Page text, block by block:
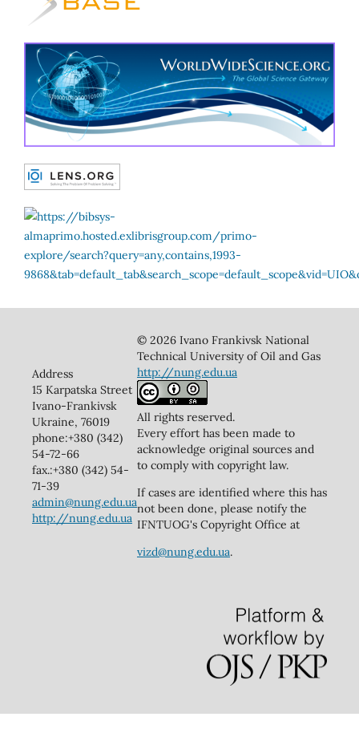
Address
15 Karpatska Street
Ivano-Frankivsk
Ukraine, 76019
phone:+380 (342)
54-72-66
fax.:+380 (342) 54-
71-39
admin@nung.edu.ua
http://nung.edu.ua
© 2026 Ivano Frankivsk National
Technical University of Oil and Gas
http://nung.edu.ua
All rights reserved.
Every effort has been made to
acknowledge original sources and
to comply with copyright law.
If cases are identified where this has
not been done, please notify the
IFNTUOG's Copyright Office at
vizd@nung.edu.ua.